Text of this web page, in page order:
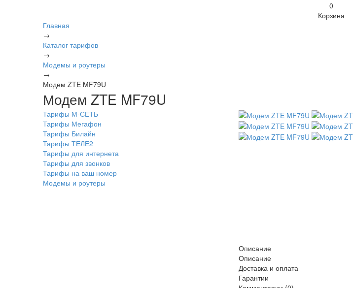
0
Корзина
Главная
→
Каталог тарифов
→
Модемы и роутеры
→
Модем ZTE MF79U
Модем ZTE MF79U
Описание
Описание
Доставка и оплата
Гарантии
Тарифы М-СЕТЬ
Тарифы Мегафон
Тарифы Билайн
Тарифы ТЕЛЕ2
Тарифы для интернета
Тарифы для звонков
Тарифы на ваш номер
Модемы и роутеры